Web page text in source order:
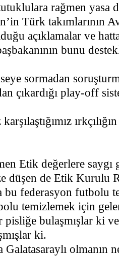
rağmen yasa
Türk takımlarının
açıklamalar ve
bunu
sormadan
çıkardığı play-off
Etik değerlere
düşen de Etik Kurulu
bu federasyon futbolu
temizlemek için
pisliğe bulaşmışlar ki
ki.
olmanın